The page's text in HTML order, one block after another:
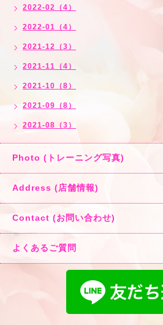
2022-02（4）
2022-01（4）
2021-12（3）
2021-11（4）
2021-10（8）
2021-09（8）
2021-08（3）
Photo (トレーニング写真)
Address (店舗情報)
Contact (お問い合わせ)
よくあるご質問